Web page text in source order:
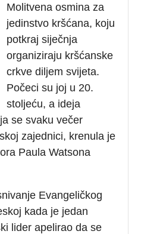
Molitvena osmina za
jedinstvo kršćana, koju
potkraj siječnja
organiziraju kršćanske
crkve diljem svijeta.
Počeci su joj u 20.
stoljeću, a ideja
se svaku večer
zajednici, krenula je
Paula Watsona
Evangeličkog
kada je jedan
lider apelirao da se